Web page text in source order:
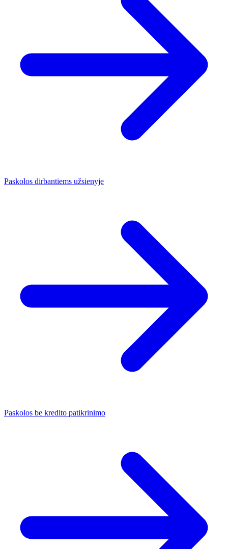
Paskolos dirbantiems užsienyje
Paskolos be kredito patikrinimo